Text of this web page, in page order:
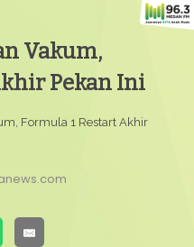
Vakum,
Pekan Ini
Formula 1 Restart Akhir